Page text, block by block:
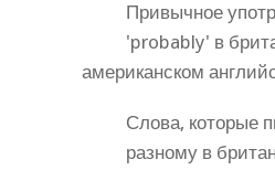
Привычное
'probably' в
американском
Слова, которые
разному в